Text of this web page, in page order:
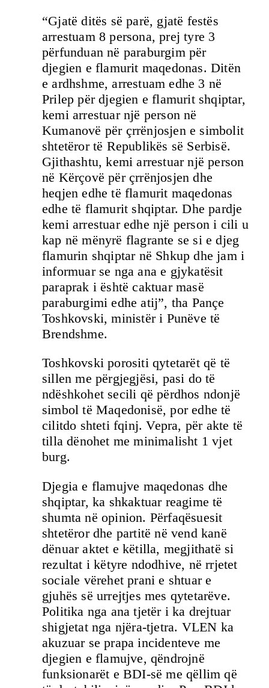
“Gjatë ditës së parë, gjatë festës
arrestuam 8 persona, prej tyre 3
përfunduan në paraburgim për
djegien e flamurit maqedonas. Ditën
e ardhshme, arrestuam edhe 3 në
Prilep për djegien e flamurit shqiptar,
kemi arrestuar një person në
Kumanovë për çrrënjosjen e simbolit
shtetëror të Republikës së Serbisë.
Gjithashtu, kemi arrestuar një person
në Kërçovë për çrrënjosjen dhe
heqjen edhe të flamurit maqedonas
edhe të flamurit shqiptar. Dhe pardje
kemi arrestuar edhe një person i cili u
kap në mënyrë flagrante se si e djeg
flamurin shqiptar në Shkup dhe jam i
informuar se nga ana e gjykatësit
paraprak i është caktuar masë
paraburgimi edhe atij”, tha Pançe
Toshkovski, ministër i Punëve të
Brendshme.
Toshkovski porositi qytetarët që të
sillen me përgjegjësi, pasi do të
ndëshkohet secili që përdhos ndonjë
simbol të Maqedonisë, por edhe të
cilitdo shteti fqinj. Vepra, për akte të
tilla dënohet me minimalisht 1 vjet
burg.
Djegia e flamujve maqedonas dhe
shqiptar, ka shkaktuar reagime të
shumta në opinion. Përfaqësuesit
shtetëror dhe partitë në vend kanë
dënuar aktet e këtilla, megjithatë si
rezultat i këtyre ndodhive, në rrjetet
sociale vërehet prani e shtuar e
gjuhës së urrejtjes mes qytetarëve.
Politika nga ana tjetër i ka drejtuar
shigjetat nga njëra-tjetra. VLEN ka
akuzuar se prapa incidenteve me
djegien e flamujve, qëndrojnë
funksionarët e BDI-së me qëllim që